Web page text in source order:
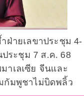
ำฝ่ายเลขาประชุม 4-
ระชุม 7 ส.ค. 68
าเลเซีย จีนและ
กัมพูชาไม่บิดพลิ้ว